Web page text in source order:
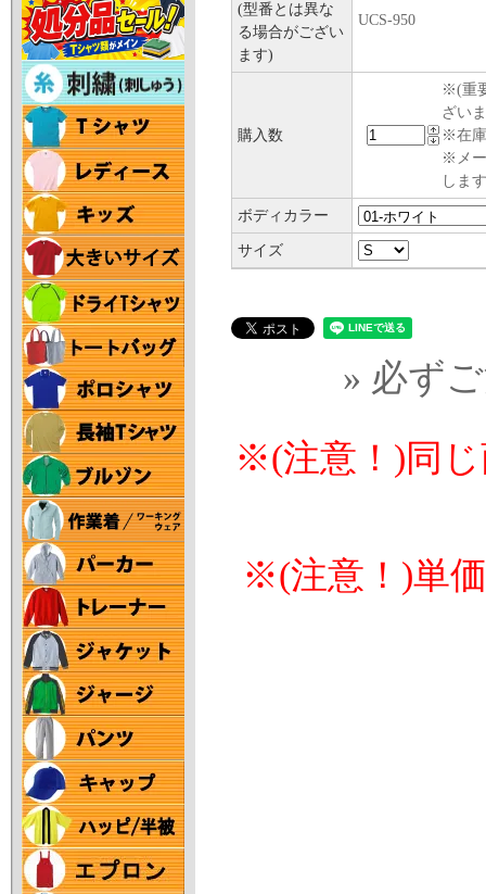
(型番とは異な
る場合がござい
ます)
UCS-950
購入数
※(重
ざい
※在庫
※メー
しま
ボディカラー
サイズ
» 必ず
※(注意！)同
※(注意！)単